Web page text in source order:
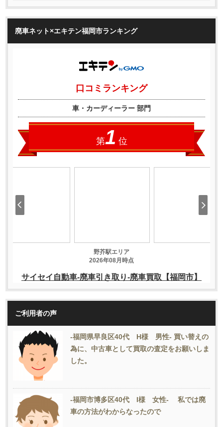
廃車ネット×エキテン福岡市ランキング
ご利用者の声
-福岡県早良区40代 H様 男性- 買い替えの
為に、中古車として買取の査定をお願いしま
した。
-福岡市博多区40代 I様 女性- 私では廃
車の方法がわからなったので